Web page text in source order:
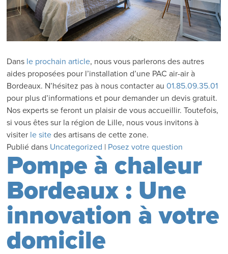
Dans le prochain article, nous vous parlerons des autres
aides proposées pour l’installation d’une PAC air-air à
Bordeaux. N’hésitez pas à nous contacter au01.85.09.35.01
pour plus d’informations et pour demander un devis gratuit.
Nos experts se feront un plaisir de vous accueillir. Toutefois,
si vous êtes sur la région de Lille, nous vous invitons à
visiter le site des artisans de cette zone.
Publié dans Uncategorized | Posez votre question
Pompe à chaleur
Bordeaux : Une
innovation à votre
domicile